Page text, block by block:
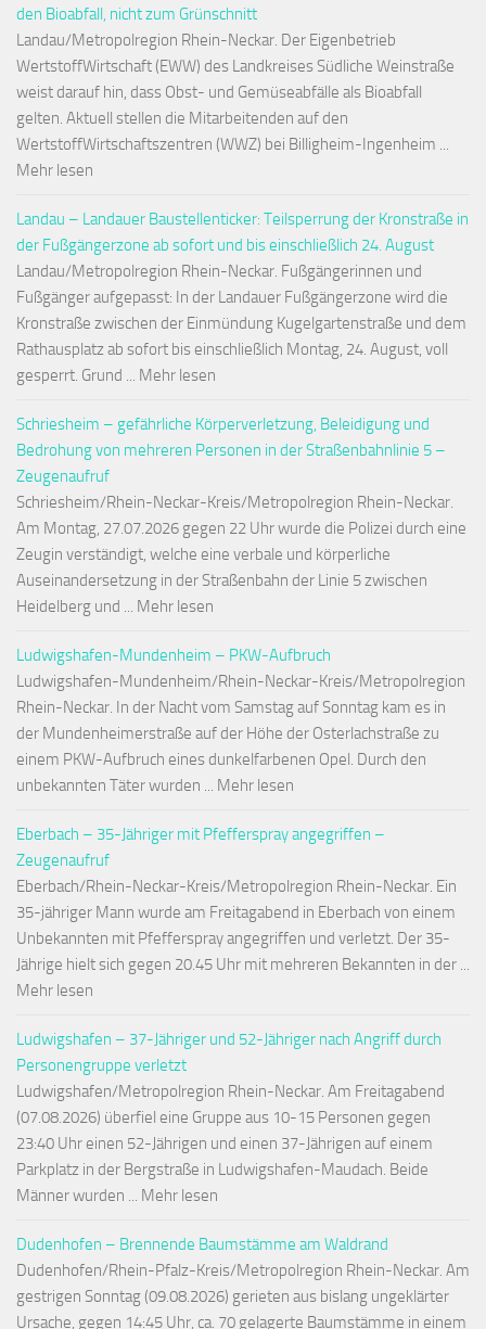
den Bioabfall, nicht zum Grünschnitt
Landau/Metropolregion Rhein-Neckar. Der Eigenbetrieb
WertstoffWirtschaft (EWW) des Landkreises Südliche Weinstraße
weist darauf hin, dass Obst- und Gemüseabfälle als Bioabfall
gelten. Aktuell stellen die Mitarbeitenden auf den
WertstoffWirtschaftszentren (WWZ) bei Billigheim-Ingenheim ...
Mehr lesen
Landau – Landauer Baustellenticker: Teilsperrung der Kronstraße in
der Fußgängerzone ab sofort und bis einschließlich 24. August
Landau/Metropolregion Rhein-Neckar. Fußgängerinnen und
Fußgänger aufgepasst: In der Landauer Fußgängerzone wird die
Kronstraße zwischen der Einmündung Kugelgartenstraße und dem
Rathausplatz ab sofort bis einschließlich Montag, 24. August, voll
gesperrt. Grund ... Mehr lesen
Schriesheim – gefährliche Körperverletzung, Beleidigung und
Bedrohung von mehreren Personen in der Straßenbahnlinie 5 –
Zeugenaufruf
Schriesheim/Rhein-Neckar-Kreis/Metropolregion Rhein-Neckar.
Am Montag, 27.07.2026 gegen 22 Uhr wurde die Polizei durch eine
Zeugin verständigt, welche eine verbale und körperliche
Auseinandersetzung in der Straßenbahn der Linie 5 zwischen
Heidelberg und ... Mehr lesen
Ludwigshafen-Mundenheim – PKW-Aufbruch
Ludwigshafen-Mundenheim/Rhein-Neckar-Kreis/Metropolregion
Rhein-Neckar. In der Nacht vom Samstag auf Sonntag kam es in
der Mundenheimerstraße auf der Höhe der Osterlachstraße zu
einem PKW-Aufbruch eines dunkelfarbenen Opel. Durch den
unbekannten Täter wurden ... Mehr lesen
Eberbach – 35-Jähriger mit Pfefferspray angegriffen –
Zeugenaufruf
Eberbach/Rhein-Neckar-Kreis/Metropolregion Rhein-Neckar. Ein
35-jähriger Mann wurde am Freitagabend in Eberbach von einem
Unbekannten mit Pfefferspray angegriffen und verletzt. Der 35-
Jährige hielt sich gegen 20.45 Uhr mit mehreren Bekannten in der ...
Mehr lesen
Ludwigshafen – 37-Jähriger und 52-Jähriger nach Angriff durch
Personengruppe verletzt
Ludwigshafen/Metropolregion Rhein-Neckar. Am Freitagabend
(07.08.2026) überfiel eine Gruppe aus 10-15 Personen gegen
23:40 Uhr einen 52-Jährigen und einen 37-Jährigen auf einem
Parkplatz in der Bergstraße in Ludwigshafen-Maudach. Beide
Männer wurden ... Mehr lesen
Dudenhofen – Brennende Baumstämme am Waldrand
Dudenhofen/Rhein-Pfalz-Kreis/Metropolregion Rhein-Neckar. Am
gestrigen Sonntag (09.08.2026) gerieten aus bislang ungeklärter
Ursache, gegen 14:45 Uhr, ca. 70 gelagerte Baumstämme in einem